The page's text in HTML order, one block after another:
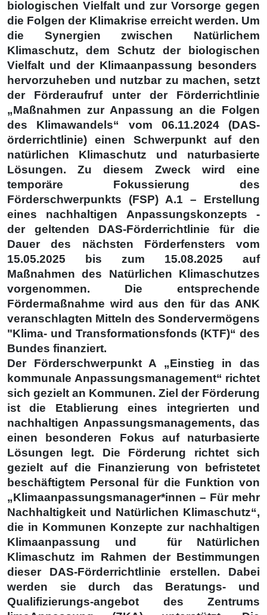
biologischen Vielfalt und zur Vorsorge gegen
die Folgen der Klimakrise erreicht werden. Um
die Synergien zwischen Natürlichem
Klimaschutz, dem Schutz der biologischen
Vielfalt und der Klimaanpassung besonders
hervorzuheben und nutzbar zu machen, setzt
der Förderaufruf unter der Förderrichtlinie
„Maßnahmen zur Anpassung an die Folgen
des Klimawandels“ vom 06.11.2024 (DAS-
örderrichtlinie) einen Schwerpunkt auf den
natürlichen Klimaschutz und naturbasierte
Lösungen. Zu diesem Zweck wird eine
temporäre Fokussierung des
Förderschwerpunkts (FSP) A.1 – Erstellung
eines nachhaltigen Anpassungskonzepts -
der geltenden DAS-Förderrichtlinie für die
Dauer des nächsten Förderfensters vom
15.05.2025 bis zum 15.08.2025 auf
Maßnahmen des Natürlichen Klimaschutzes
vorgenommen. Die entsprechende
Fördermaßnahme wird aus den für das ANK
veranschlagten Mitteln des Sondervermögens
"Klima- und Transformationsfonds (KTF)“ des
Bundes finanziert.
Der Förderschwerpunkt A „Einstieg in das
kommunale Anpassungsmanagement“ richtet
sich gezielt an Kommunen. Ziel der Förderung
ist die Etablierung eines integrierten und
nachhaltigen Anpassungsmanagements, das
einen besonderen Fokus auf naturbasierte
Lösungen legt. Die Förderung richtet sich
gezielt auf die Finanzierung von befristetet
beschäftigtem Personal für die Funktion von
„Klimaanpassungsmanager*innen – Für mehr
Nachhaltigkeit und Natürlichen Klimaschutz“,
die in Kommunen Konzepte zur nachhaltigen
Klimaanpassung und für Natürlichen
Klimaschutz im Rahmen der Bestimmungen
dieser DAS-Förderrichtlinie erstellen. Dabei
werden sie durch das Beratungs- und
Qualifizierungs-angebot des Zentrums